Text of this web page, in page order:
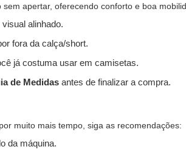
apertar, oferecendo conforto e boa
alinhado.
fora da calça/short.
já costuma usar em camisetas.
de Medidas antes de finalizar a compra.
muito mais tempo, siga as recomendações:
da máquina.